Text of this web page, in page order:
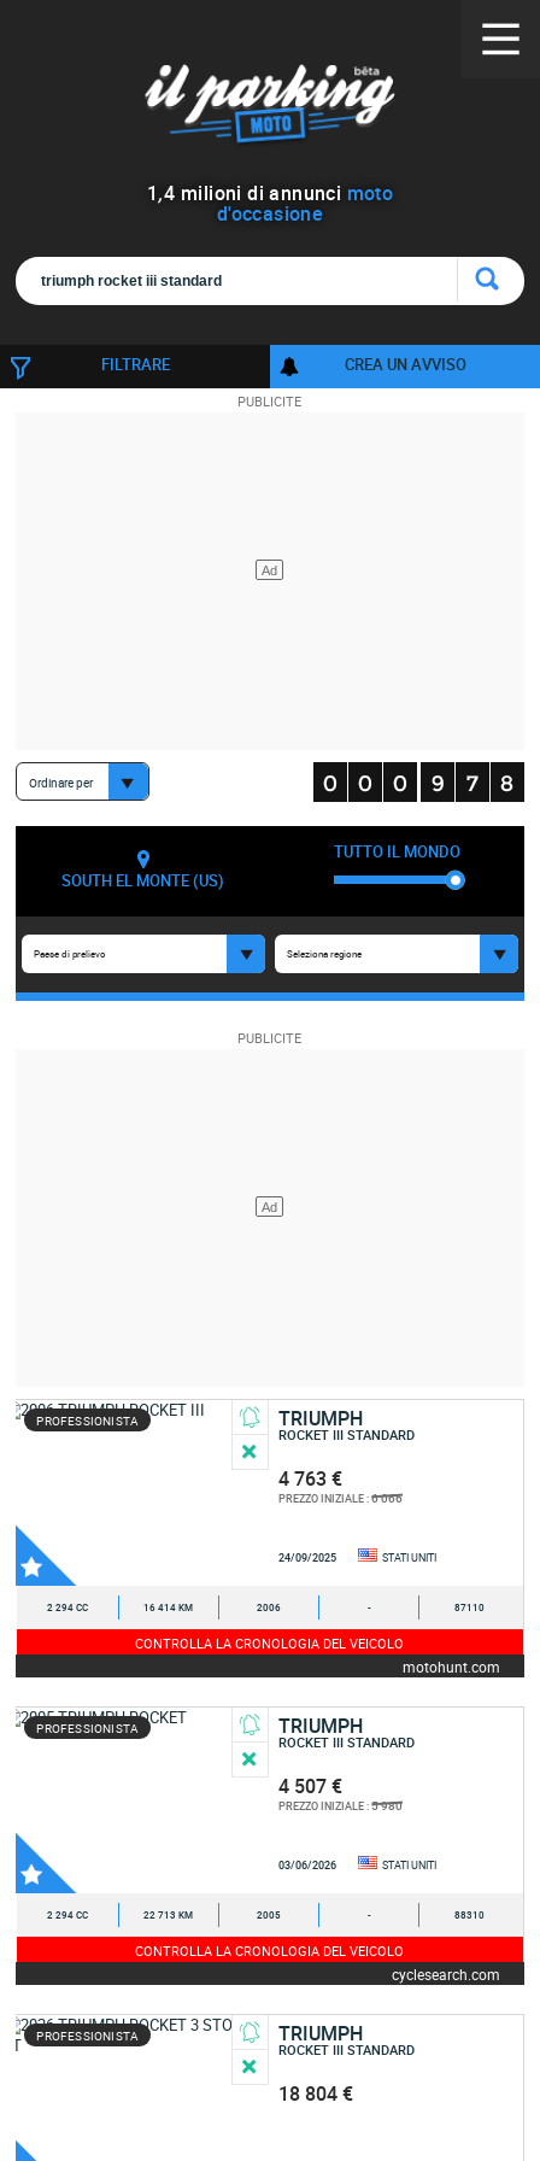
1,4 milioni di annunci moto
d'occasione
FILTRARE CREA UN AVVISO
Ordinare per
SOUTH EL MONTE (US)
TUTTO IL MONDO
Paese di prelievo Seleziona regione
PROFESSIONISTA TRIUMPH
ROCKET III STANDARD
4 763 €
PREZZO INIZIALE :6 066
24/09/2025 STATI UNITI
2 294 CC 16 414 KM 2006 - 87110
CONTROLLA LA CRONOLOGIA DEL VEICOLO
motohunt.com
PROFESSIONISTA TRIUMPH
ROCKET III STANDARD
4 507 €
PREZZO INIZIALE :5 980
03/06/2026 STATI UNITI
2 294 CC 22 713 KM 2005 - 88310
CONTROLLA LA CRONOLOGIA DEL VEICOLO
cyclesearch.com
PROFESSIONISTA TRIUMPH
ROCKET III STANDARD
18 804 €